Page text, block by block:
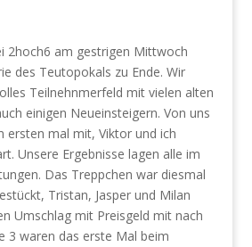
2hoch6 am gestrigen Mittwoch
des Teutopokals zu Ende. Wir
Teilnehnmerfeld mit vielen alten
einigen Neueinsteigern. Von uns
ersten mal mit, Viktor und ich
Unsere Ergebnisse lagen alle im
Das Treppchen war diesmal
Tristan, Jasper und Milan
Umschlag mit Preisgeld mit nach
3 waren das erste Mal beim